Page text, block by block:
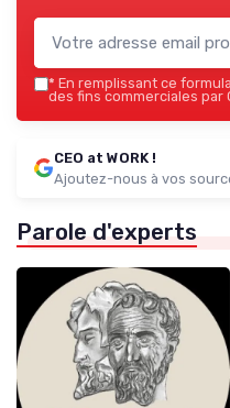
* En remplissant ce
des fins commerciales par
CEO at WORK !
Ajoutez-nous à vos
Parole d'experts